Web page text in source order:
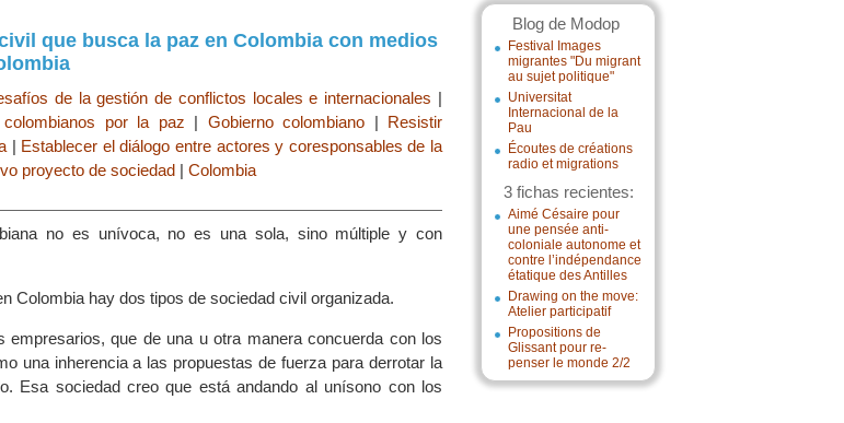
Blog de Modop
Festival Images
migrantes "Du migrant
au sujet politique"
Universitat
Internacional de la
Pau
Écoutes de créations
radio et migrations
3 fichas recientes:
Aimé Césaire pour
une pensée anti-
coloniale autonome et
contre l’indépendance
étatique des Antilles
Drawing on the move:
Atelier participatif
Propositions de
Glissant pour re-
penser le monde 2/2
que busca la paz en Colombia con medios
de la gestión de conflictos locales e internacionales |
colombianos por la paz | Gobierno colombiano | Resistir
| Establecer el diálogo entre actores y coresponsables de la
proyecto de sociedad | Colombia
no es unívoca, no es una sola, sino múltiple y con
Colombia hay dos tipos de sociedad civil organizada.
que de una u otra manera concuerda con los
una inherencia a las propuestas de fuerza para derrotar la
Esa sociedad creo que está andando al unísono con los